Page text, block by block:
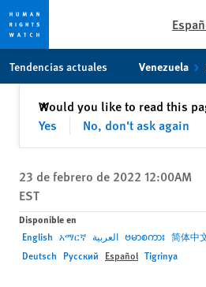
content
Tendencias actuales Venezuela
Would you like to read this
Yes
No, don't ask again
✕Cerrar
23 de febrero de 2022 12:00AM
EST
Disponible en
English አማርኛ العربية ဗမာစကား 简体中
Deutsch Русский Español Tigrinya